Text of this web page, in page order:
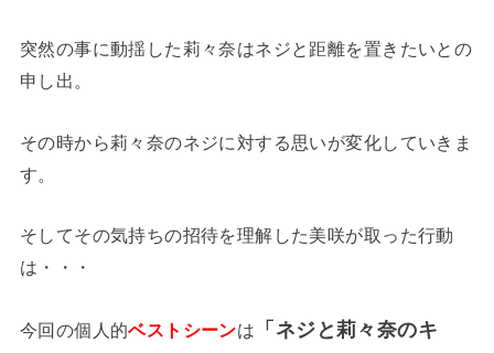
突然の事に動揺した莉々奈はネジと距離を置きたいとの
申し出。
その時から莉々奈のネジに対する思いが変化していきま
す。
そしてその気持ちの招待を理解した美咲が取った行動
は・・・
今回の個人的ベストシーンは
「ネジと莉々奈のキ